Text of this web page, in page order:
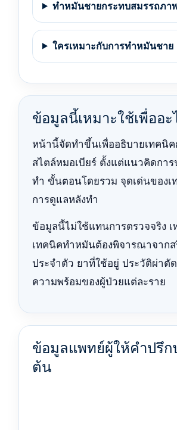
ทำหมันชายกระทบสมรรถภา
ใครเหมาะกับการทำหมันชาย
ข้อมูลนี้เหมาะใช้เพื่ออะ
หน้านี้จัดทำขึ้นเพื่ออธิบายเทคนิ
สไตล์หมอเบียร์ ตั้งแต่แนวคิดการ
ทำ ขั้นตอนโดยรวม จุดเด่นของเ
การดูแลหลังทำ
ข้อมูลนี้ไม่ใช้แทนการตรวจจริง เ
เทคนิคทำหมันต้องพิจารณาจากส
ประจำตัว ยาที่ใช้อยู่ ประวัติผ่าตั
ความพร้อมของผู้ป่วยแต่ละราย
ข้อมูลแพทย์ผู้ให้คำปรึก
ต้น